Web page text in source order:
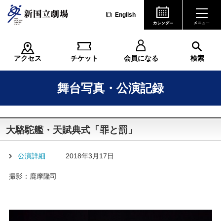
English
アクセス チケット 会員になる 検索
舞台写真・公演記録
大駱駝艦・天賦典式「罪と罰」
公演詳細 2018年3月17日
撮影：鹿摩隆司